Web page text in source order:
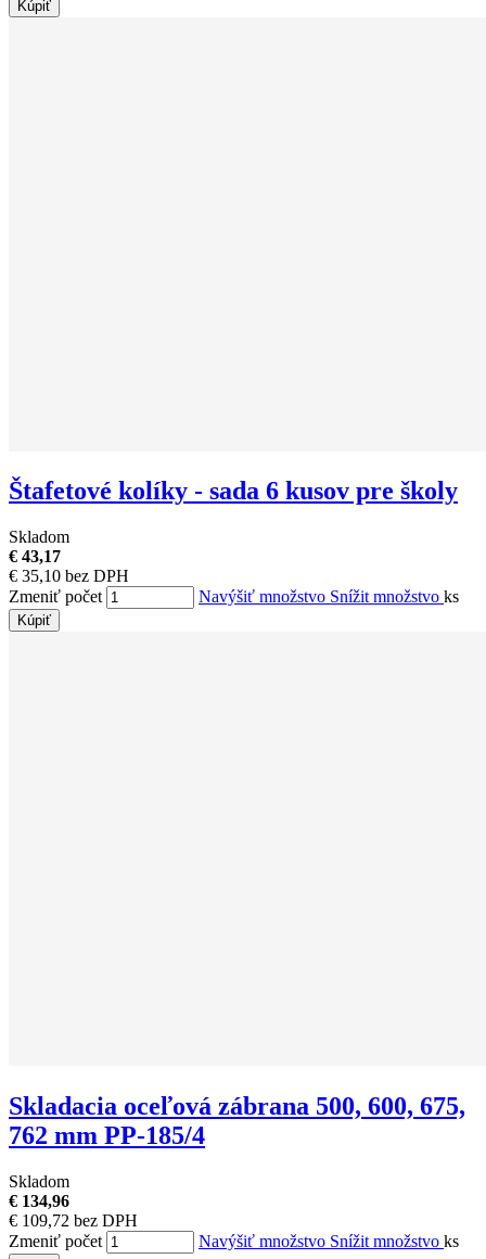
Kúpiť
Štafetové kolíky - sada 6 kusov pre školy
Skladom
€ 43,17
€ 35,10 bez DPH
Zmeniť počet
Navýšiť množstvo Snížit množstvo ks
Kúpiť
Skladacia oceľová zábrana 500, 600, 675,
762 mm PP-185/4
Skladom
€ 134,96
€ 109,72 bez DPH
Zmeniť počet
Navýšiť množstvo Snížit množstvo ks